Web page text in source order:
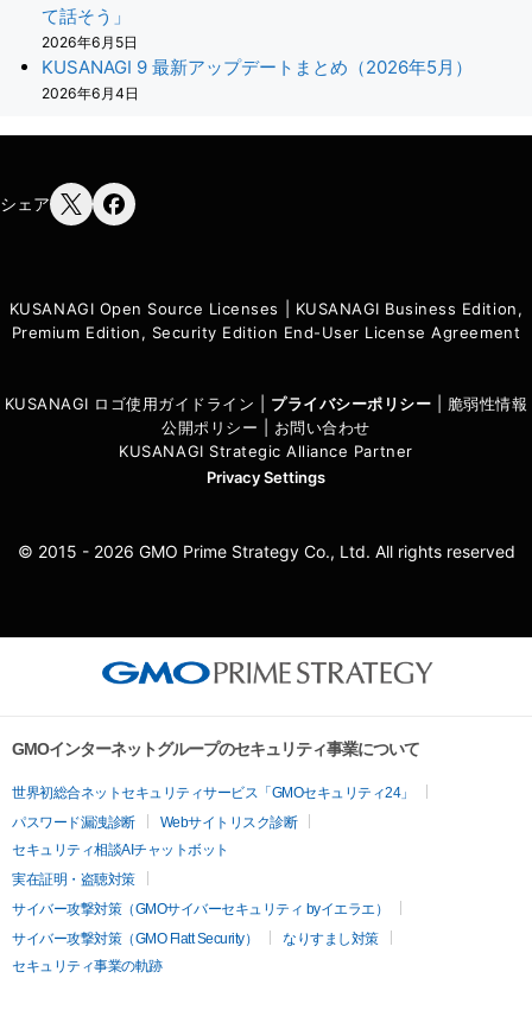
て話そう」
2026年6月5日
KUSANAGI 9 最新アップデートまとめ（2026年5月）
2026年6月4日
シェア
KUSANAGI Open Source Licenses
KUSANAGI Business Edition,
Premium Edition, Security Edition End-User License Agreement
KUSANAGI ロゴ使用ガイドライン プライバシーポリシー
脆弱性情報
公開ポリシー
お問い合わせ
KUSANAGI Strategic Alliance Partner
Privacy Settings
© 2015 - 2026 GMO Prime Strategy Co., Ltd. All rights reserved
GMOインターネットグループのセキュリティ事業について
世界初総合ネットセキュリティサービス「GMOセキュリティ24」
パスワード漏洩診断
Webサイトリスク診断
セキュリティ相談AIチャットボット
実在証明・盗聴対策
サイバー攻撃対策（GMOサイバーセキュリティ byイエラエ）
サイバー攻撃対策（GMO Flatt Security）
なりすまし対策
セキュリティ事業の軌跡